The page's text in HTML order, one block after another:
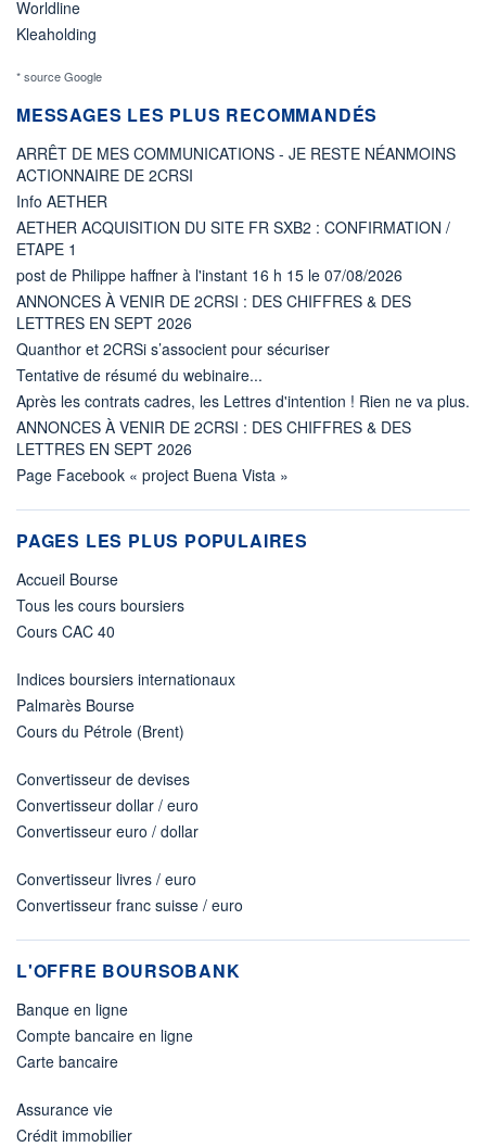
Worldline
Kleaholding
* source Google
MESSAGES LES PLUS RECOMMANDÉS
ARRÊT DE MES COMMUNICATIONS - JE RESTE NÉANMOINS
ACTIONNAIRE DE 2CRSI
Info AETHER
AETHER ACQUISITION DU SITE FR SXB2 : CONFIRMATION /
ETAPE 1
post de Philippe haffner à l'instant 16 h 15 le 07/08/2026
ANNONCES À VENIR DE 2CRSI : DES CHIFFRES & DES
LETTRES EN SEPT 2026
Quanthor et 2CRSi s’associent pour sécuriser
Tentative de résumé du webinaire...
Après les contrats cadres, les Lettres d'intention ! Rien ne va plus.
ANNONCES À VENIR DE 2CRSI : DES CHIFFRES & DES
LETTRES EN SEPT 2026
Page Facebook « project Buena Vista »
PAGES LES PLUS POPULAIRES
Accueil Bourse
Tous les cours boursiers
Cours CAC 40
Indices boursiers internationaux
Palmarès Bourse
Cours du Pétrole (Brent)
Convertisseur de devises
Convertisseur dollar / euro
Convertisseur euro / dollar
Convertisseur livres / euro
Convertisseur franc suisse / euro
L'OFFRE BOURSOBANK
Banque en ligne
Compte bancaire en ligne
Carte bancaire
Assurance vie
Crédit immobilier